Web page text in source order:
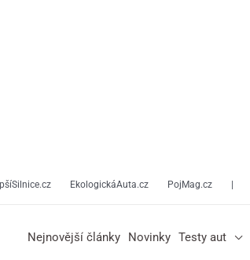
EkologickáAuta.cz PojMag.cz
Nejnovější články Novinky Testy aut